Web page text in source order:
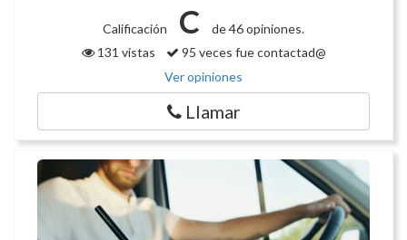
Calificación C
de 46 opiniones.
131 vistas
95 veces fue contactad@
Ver opiniones
Llamar